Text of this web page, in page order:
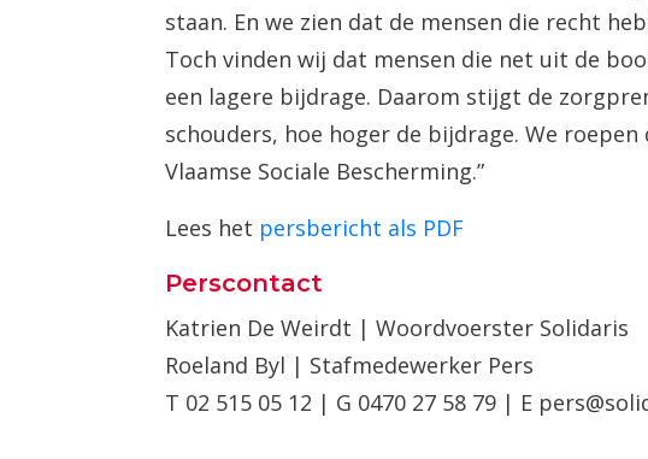
staan. En we zien dat de mensen die recht
Toch vinden wij dat mensen die net uit de
een lagere bijdrage. Daarom stijgt de
schouders, hoe hoger de bijdrage. We
Vlaamse Sociale Bescherming.”
Lees het persbericht als PDF
Perscontact
Katrien De Weirdt | Woordvoerster Solidaris
Roeland Byl | Stafmedewerker Pers
T 02 515 05 12 | G 0470 27 58 79 | E